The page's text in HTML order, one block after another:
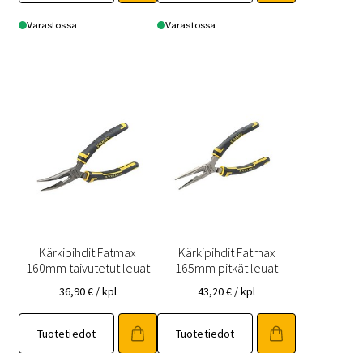
Varastossa Varastossa
Kärkipihdit Fatmax
160mm taivutetut leuat
36,90€ / kpl
Tuotetiedot
Kärkipihdit Fatmax
165mm pitkät leuat
43,20€ / kpl
Tuotetiedot